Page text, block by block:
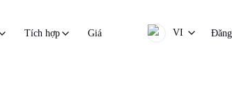
Tích hợp Giá VI